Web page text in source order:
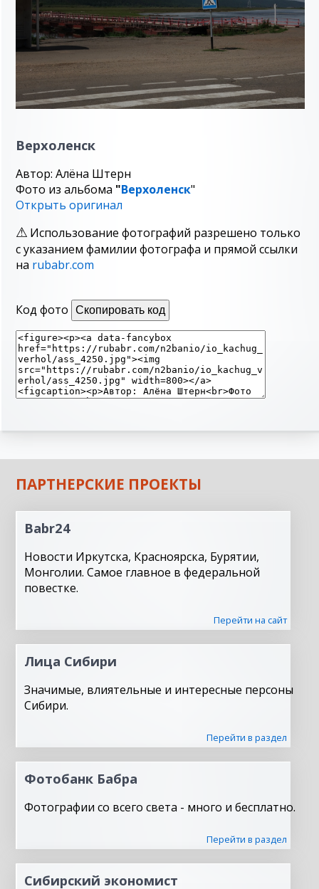
Верхоленск
Автор: Алёна Штерн
Фото из альбома "Верхоленск"
Открыть оригинал
Использование фотографий разрешено только
с указанием фамилии фотографа и прямой ссылки
на rubabr.com
Код фото Скопировать код
ПАРТНЕРСКИЕ ПРОЕКТЫ
Babr24
Новости Иркутска, Красноярска, Бурятии,
Монголии. Самое главное в федеральной
повестке.
Перейти на сайт
Лица Сибири
Значимые, влиятельные и интересные персоны
Сибири.
Перейти в раздел
Фотобанк Бабра
Фотографии со всего света - много и бесплатно.
Перейти в раздел
Сибирский экономист